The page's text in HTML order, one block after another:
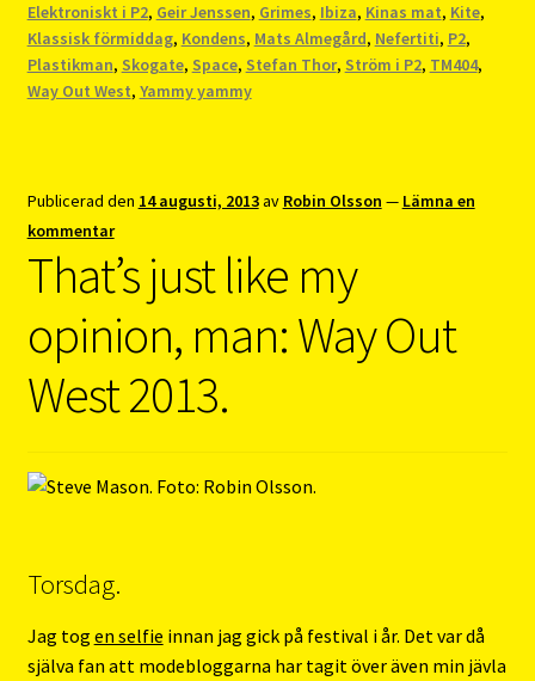
Elektroniskt i P2, Geir Jenssen, Grimes, Ibiza, Kinas mat, Kite,
Klassisk förmiddag, Kondens, Mats Almegård, Nefertiti, P2,
Plastikman, Skogate, Space, Stefan Thor, Ström i P2, TM404,
Way Out West, Yammy yammy
Publicerad den 14 augusti, 2013av Robin Olsson — Lämna en
kommentar
That’s just like my
opinion, man: Way Out
West 2013.
Torsdag.
Jag tog en selfie innan jag gick på festival i år. Det var då
själva fan att modebloggarna har tagit över även min jävla